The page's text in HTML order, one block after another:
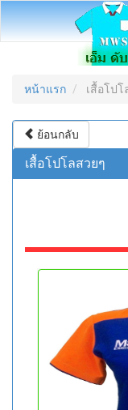
หน้าแรก เสื้อโปโ
ย้อนกลับ
เสื้อโปโลสวยๆ